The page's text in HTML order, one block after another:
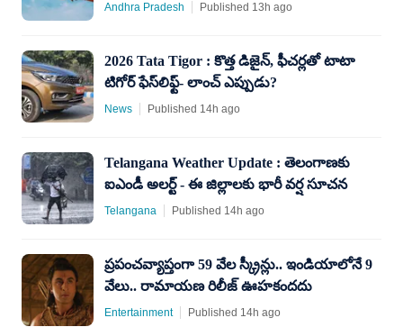
Andhra Pradesh Published 13h ago
2026 Tata Tigor : కొత్త డిజైన్, ఫీచర్లతో టాటా
టిగోర్ ఫేస్​లిఫ్ట్- లాంచ్ ఎప్పుడు?
News Published 14h ago
Telangana Weather Update : తెలంగాణకు
ఐఎండీ అలర్ట్ - ఈ జిల్లాలకు భారీ వర్ష సూచన
Telangana Published 14h ago
ప్రపంచవ్యాప్తంగా 59 వేల స్క్రీన్లు.. ఇండియాలోనే 9
వేలు.. రామాయణ రిలీజ్ ఊహకందదు
Entertainment Published 14h ago